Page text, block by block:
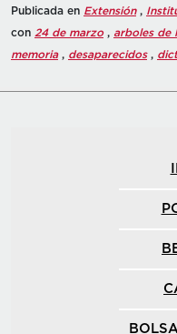
Publicada en Extensión,
con 24 de marzo, arboles de
memoria, desaparecidos,